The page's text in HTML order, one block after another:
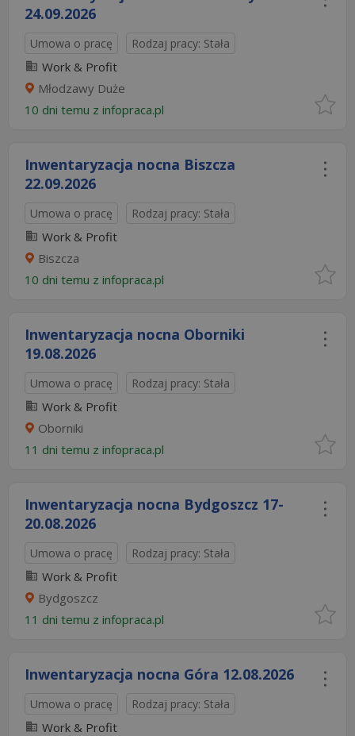
24.09.2026​
Umowa o pracę Rodzaj pracy: Stała
Work & Profit
Młodzawy Duże
10 dni temu z infopraca.pl
Inwentaryzacja nocna Biszcza
22.09.2026​
Umowa o pracę Rodzaj pracy: Stała
Work & Profit
Biszcza
10 dni temu z infopraca.pl
Inwentaryzacja nocna Oborniki
19.08.2026​
Umowa o pracę Rodzaj pracy: Stała
Work & Profit
Oborniki
11 dni temu z infopraca.pl
Inwentaryzacja nocna Bydgoszcz 17-
20.08.2026​
Umowa o pracę Rodzaj pracy: Stała
Work & Profit
Bydgoszcz
11 dni temu z infopraca.pl
Inwentaryzacja nocna Góra ​12.08.2026
Umowa o pracę Rodzaj pracy: Stała
Work & Profit